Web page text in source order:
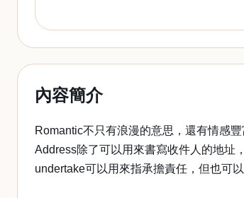
內容簡介
Romantic不只有浪漫的意思，還有情感豐
Address除了可以用來書寫收件人的地址
undertake可以用來指承擔責任，但也可